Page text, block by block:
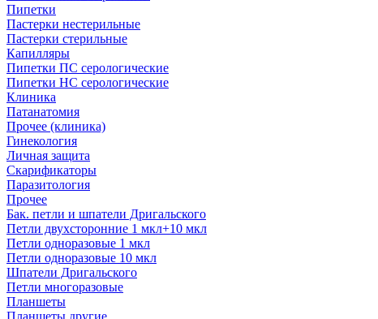
Пипетки
Пастерки нестерильные
Пастерки стерильные
Капилляры
Пипетки ПС серологические
Пипетки НС серологические
Клиника
Патанатомия
Прочее (клиника)
Гинекология
Личная защита
Скарификаторы
Паразитология
Прочее
Бак. петли и шпатели Дригальского
Петли двухсторонние 1 мкл+10 мкл
Петли одноразовые 1 мкл
Петли одноразовые 10 мкл
Шпатели Дригальского
Петли многоразовые
Планшеты
Планшеты другие